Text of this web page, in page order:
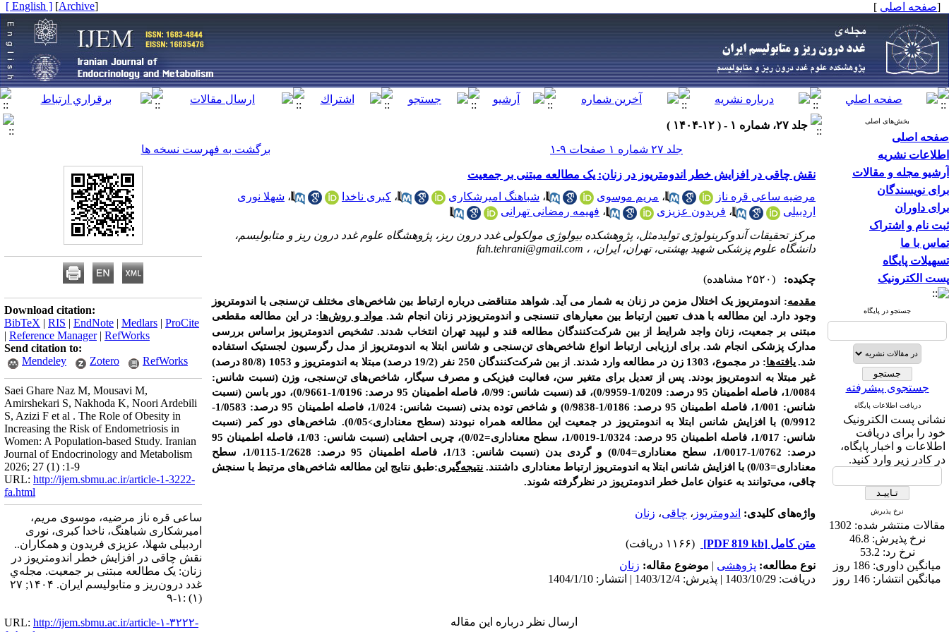
[صفحه اصلی ]
[
Archive
]
[ English ]
بخش‌های اصلی
صفحه اصلی
اطلاعات نشریه
آرشیو مجله و مقالات
برای نویسندگان
برای داوران
ثبت نام و اشتراک
تماس با ما
تسهیلات پایگاه
پست الکترونیک
جستجو در پایگاه
جستجوی پیشرفته
دریافت اطلاعات پایگاه
نشانی پست الکترونیک
خود را برای دریافت
اطلاعات و اخبار پایگاه،
در کادر زیر وارد کنید.
نرخ پذیرش
مقالات منتشر شده: 1302
نرخ پذیرش:46.8
نرخ رد: 53.2
میانگین داوری: 186 روز
میانگین انتشار: 146 روز
جلد ۲۷، شماره ۱ - ( ۱۲-۱۴۰۴ )
جلد ۲۷ شماره ۱ صفحات ۹-۱
برگشت به فهرست نسخه ها
نقش چاقی در افزایش خطر اندومتریوز در زنان: یک مطالعه مبتنی بر جمعیت
مرضیه ساعی قره ناز
، مریم موسوی ، شباهنگ امیرشکاری ، کبری ناخدا ، شهلا نوری
اردبیلی
، فریدون عزیزی ، فهیمه رمضانی تهرانی
مرکز تحقیقات آندوکرینولوژی تولیدمثل، پژوهشکده بیولوژی مولکولی غدد درون ریز، پژوهشگاه علوم غدد درون ریز و متابولیسم،
دانشگاه علوم پزشکی شهید بهشتی، تهران، ایران، ، fah.tehrani@gmail.com
چکیده: (۲۵۲۰ مشاهده)
مقدمه: اندومتریوز یک اختلال مزمن در زنان به­ شمار می ­آید. شواهد متناقضی درباره ارتباط بین شاخص‌های مختلف تن‌سنجی با اندومتریوز
وجود دارد. این مطالعه با هدف تعیین ارتباط بین معیارهای تن­سنجی و اندومتریوزدر زنان انجام شد.مواد و روش‌ها: در این مطالعه مقطعی
مبتنی بر جمعیت، زنان واجد شرایط از بین شرکت‌کنندگان مطالعه قند و لیپید تهران انتخاب شدند. تشخیص اندومتریوز براساس بررسی
مدارک پزشکی انجام شد. برای ارزیابی ارتباط انواع شاخص‌های تن‌سنجی و شانس ابتلا به اندومتریوز از مدل رگرسیون لجستیک استفاده
شد. یافته‌ها: در مجموع، 1303 زن در مطالعه وارد شدند. از بین شرکت‌کنندگان 250 نفر (19/2 درصد) مبتلا به اندومتریوز و 1053 (80/8
درصد)
غیر مبتلا به اندومتریوز بودند. پس از تعدیل برای متغیر سن، فعالیت فیزیکی و مصرف سیگار، شاخص‌های تن‌سنجی، وزن (نسبت شانس:
1/0084، فاصله اطمینان 95 درصد: 1/0209-0/9959)، قد (نسبت شانس: 0/99، فاصله اطمینان 95 درصد: 1/0196-0/9661)، دور باسن (نسبت
شانس: 1/001، فاصله اطمینان 95 درصد: 1/0186-0/9838) و شاخص توده بدنی (نسبت شانس: 1/024، فاصله اطمینان 95 درصد: 1/0583-
0/9912) با افزایش شانس ابتلا به اندومتریوز در جمعیت این مطالعه همراه نبودند (سطح معناداری
>
0/05). شاخص‌های دور کمر (نسبت
شانس: 1/017، فاصله اطمینان 95 درصد: 1/0324-1/0019، سطح معناداری=0/02)، چربی احشایی (نسبت شانس: 1/03، فاصله اطمینان 95
درصد: 1/0762-1/0017، سطح معناداری=0/04) و گردی بدن (نسبت شانس: 1/13، فاصله اطمینان 95 درصد: 1/2628-1/0115، سطح
معناداری=0/03) با افزایش شانس ابتلا به اندومتریوز ارتباط معناداری داشتند.
نتیجه‌گیری:طبق نتایج این مطالعه شاخص‌های مرتبط با سنجش
چاقی، می‌توانند به عنوان عامل خطر اندومتریوز در نظرگرفته شوند.
واژه‌های کلیدی: اندومتریوز ، چاقی، زنان
متن کامل [PDF 819 kb]
(۱۱۶۶ دریافت)
نوع مطالعه: پژوهشی | موضوع مقاله: زنان
دریافت: 1403/10/29 | پذیرش: 1403/12/4 | انتشار: 1404/1/10
ارسال نظر درباره این مقاله
Download citation:
BibTeX | RIS | EndNote | Medlars | ProCite
| Reference Manager| RefWorks
Send citation to:
Mendeley
Zotero RefWorks
Saei Ghare Naz M, Mousavi M,
Amirshekari S, Nakhoda K, Noori Ardebili
S, Azizi F et al . The Role of Obesity in
Increasing the Risk of Endometriosis in
Women: A Population-based Study. Iranian
Journal of Endocrinology and Metabolism
2026; 27 (1) :1-9
URL: http://ijem.sbmu.ac.ir/article-1-3222-
fa.html
ساعی قره ناز مرضیه، موسوی مریم،
امیرشکاری شباهنگ، ناخدا کبری، نوری
اردبیلی شهلا، عزیزی فریدون و همکاران..
نقش چاقی در افزایش خطر اندومتریوز در
زنان: یک مطالعه مبتنی بر جمعیت. مجله‌ي
غدد درون‌ريز و متابوليسم ايران. ۱۴۰۴; ۲۷
(۱) :۱-۹
URL: http://ijem.sbmu.ac.ir/article-۱-۳۲۲۲-